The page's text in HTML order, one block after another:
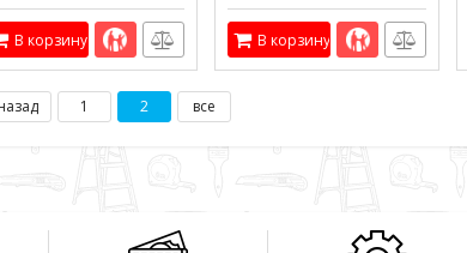
В корзину В корзину
1 2 все